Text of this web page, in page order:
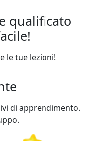
qualificato
le tue lezioni!
di apprendimento.